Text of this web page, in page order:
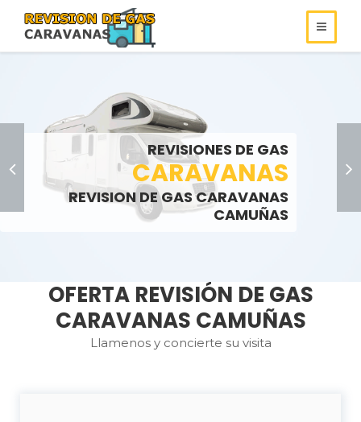
REVISIONES DE GAS
CARAVANAS
REVISION DE GAS CARAVANAS
CAMUÑAS
>
REVISIONES DE
GAS
AUTOCARAVANAS
LLAMENOS:
REVISIONES DE GAS
ROULOTS
SOMOS ESPECIALISTAS EN
REVISIONES DE GAS
LLAMENOS:
OFERTA REVISIÓN DE GAS
CARAVANAS CAMUÑAS
Llamenos y concierte su visita